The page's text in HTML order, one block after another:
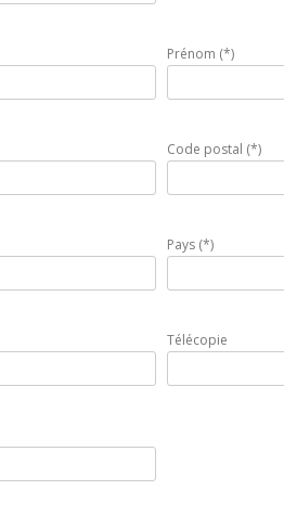
Prénom (*)
Code postal (*)
Pays (*)
Télécopie